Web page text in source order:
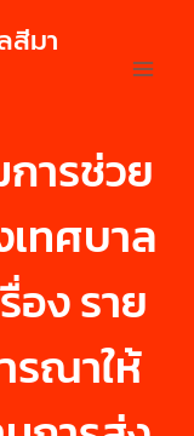
สีมา
ารช่วย
เทศบาล
อง ราย
รณาให้